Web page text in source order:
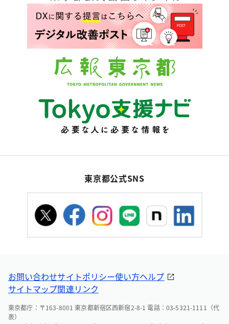
東京都公式SNS
お問い合わせサイトポリシー使い方ヘルプ
サイトマップ関連リンク
東京都庁：〒163-8001 東京都新宿区西新宿2-8-1 電話：03-5321-1111（代
表）